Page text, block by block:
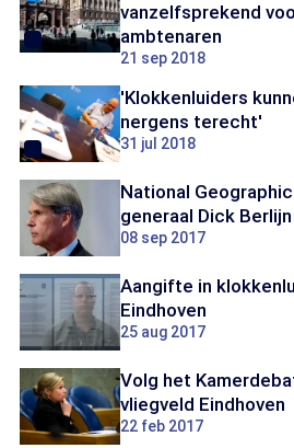
vanzelfsprekend
ambtenaren
21 sep 2018
'Klokkenluiders
nergens terecht'
31 jul 2018
National
generaal Dick Berlijn
08 sep 2017
Aangifte in
Eindhoven
25 aug 2017
Volg het
vliegveld Eindhoven
22 feb 2017